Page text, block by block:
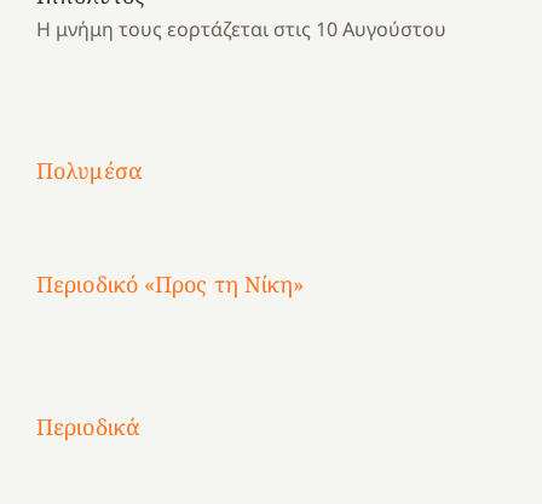
Η μνήμη τους εορτάζεται στις 10 Αυγούστου
Πολυμέσα
ένα
καλοκαίρι
Αγωνίστριες
Αθηνών
Νοσοκομείο
“Ερυθρός
Αγωνίστριες
Αθηνών
το
Ελληνικό
Αγωνίστριες
Αθηνών
χρόνια
καρτερούμεν»
Περιοδικό «Προς τη Νίκη»
Περιοδικά
1821
Δεκέμβριος
2023!
Μάιος
2023!
Μάρτιος
2023!